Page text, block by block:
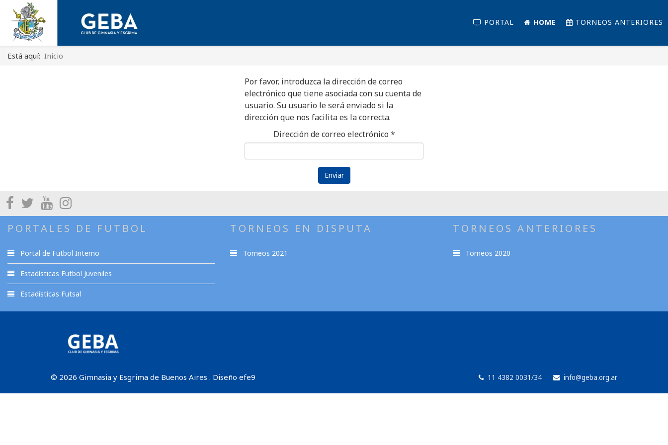
PORTAL HOME TORNEOS ANTERIORES
Está aquí: Inicio
Por favor, introduzca la dirección de correo
electrónico que tiene asociada con su cuenta de
usuario. Su usuario le será enviado si la
dirección que nos facilita es la correcta.
Dirección de correo electrónico *
Enviar
PORTALES DE FUTBOL
Portal de Futbol Interno
Estadísticas Futbol Juveniles
Estadísticas Futsal
TORNEOS EN DISPUTA
Torneos 2021
TORNEOS ANTERIORES
Torneos 2020
11 4382 0031/34 info@geba.org.ar
© 2026 Gimnasia y Esgrima de Buenos Aires . Diseño efe9